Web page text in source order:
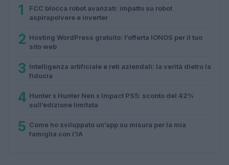
1
FCC blocca robot avanzati: impatto su robot
aspirapolvere e inverter
2 Hosting WordPress gratuito: l’offerta IONOS per il tuo
sito web
3 Intelligenza artificiale e reti aziendali: la verità dietro la
fiducia
4 Hunter x Hunter Nen x Impact PS5: sconto del 42%
sull’edizione limitata
5 Come ho sviluppato un’app su misura per la mia
famiglia con l’IA